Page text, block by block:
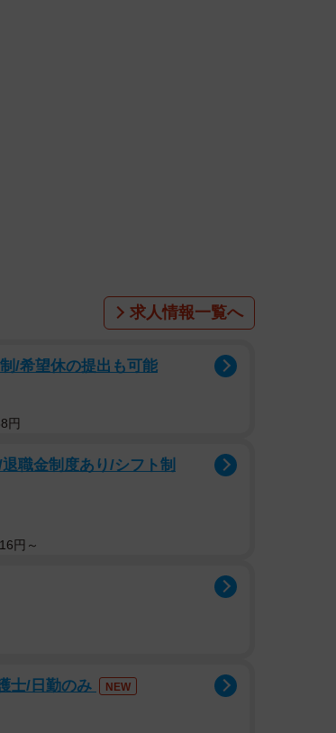
族の思いと、猫自身のまっすぐな気
求人情報一覧へ
/希望休の提出も可能
円
職金制度あり/シフト制
円～
士/日勤のみ NEW